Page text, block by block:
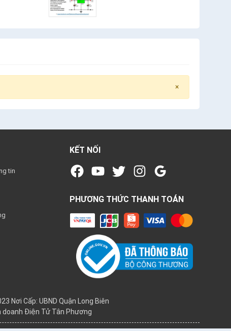
×
tin
KẾT NỐI
PHƯƠNG THỨC THANH TOÁN
Nơi Cấp: UBND Quận Long Biên
doanh Điện Tử Tân Phương